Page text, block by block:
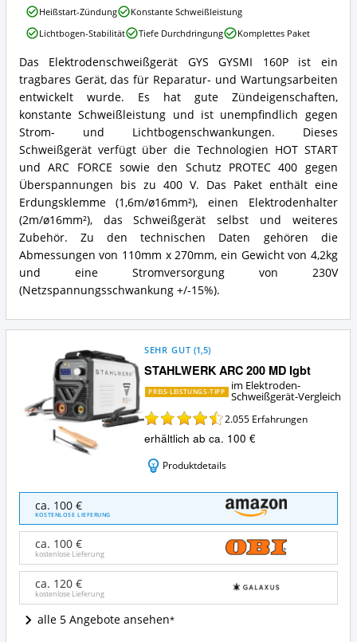
GYS
GYSMI
160P
Zusammenfassung:
Was
bietet
dieses
Elektroden-
Schweißgerät?
Das Elektrodenschweißgerät GYS GYSMI 160P ist ein
tragbares Gerät, das für Reparatur- und Wartungsarbeiten
entwickelt wurde. Es hat gute Zündeigenschaften,
konstante Schweißleistung und ist unempfindlich gegen
Strom- und Lichtbogenschwankungen. Dieses
Schweißgerät verfügt über die Technologien HOT START
und ARC FORCE sowie den Schutz PROTEC 400 gegen
Überspannungen bis zu 400 V. Das Paket enthält eine
Erdungsklemme (1,6m/ø16mm²), einen Elektrodenhalter
(2m/ø16mm²), das Schweißgerät selbst und weiteres
Zubehör. Zu den technischen Daten gehören die
Abmessungen von 110mm x 270mm, ein Gewicht von 4,2kg
und eine Stromversorgung von 230V
(Netzspannungsschwankung +/-15%).
GYS
GYSMI
160P
Was
spricht
für
dieses
Elektroden-
Schweißgerät?
Heißstart-Zündung
Konstante Schweißleistung
Lichtbogen-Stabilität
Tiefe Durchdringung Komplettes Paket
STAHLWERK ARC 200 MD Igbt
SEHR GUT (1,5)
PREIS-LEISTUNGS-TIPP
im Elektroden-
Schweißgerät-Vergleich
2.055 Erfahrungen
erhältlich ab ca. 100 €
Produktdetails
STAHLWERK
ARC
200
Igbt
Angebote:
dieses
Elektroden-
ca. 100 €
KOSTENLOSE LIEFERUNG
ca. 100 €
kostenlose Lieferung
ca. 120 €
kostenlose Lieferung
alle 5 Angebote ansehen